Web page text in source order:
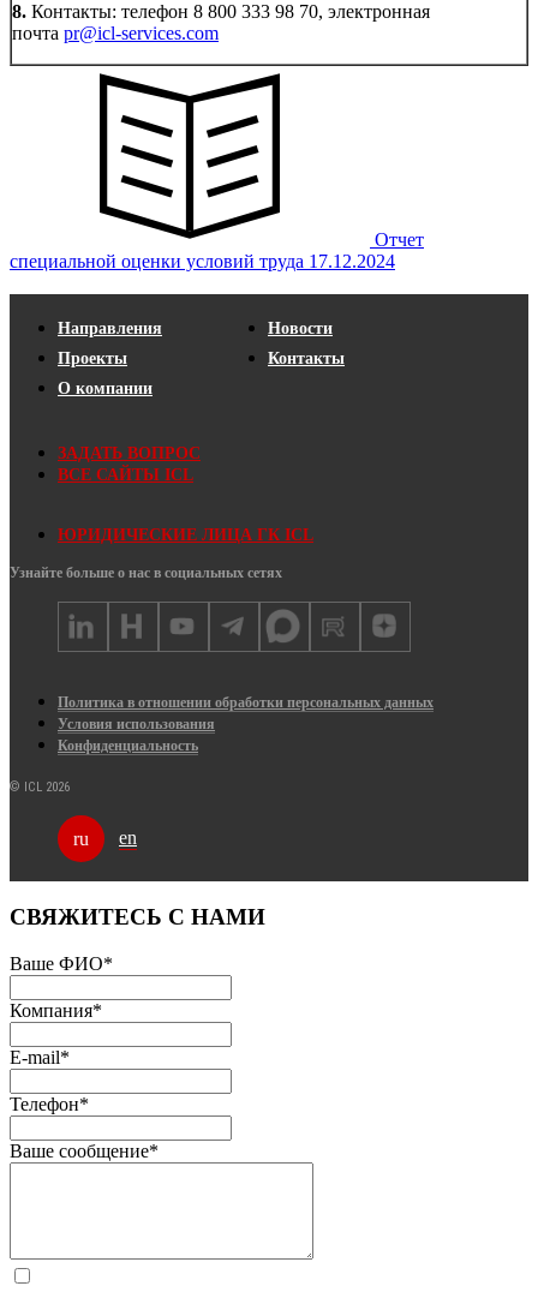
8. Контакты: телефон 8 800 333 98 70, электронная
почта pr@icl-services.com
Отчет
специальной оценки условий труда 17.12.2024
Направления
Проекты
О компании
Новости
Контакты
ЗАДАТЬ ВОПРОС
ВСЕ САЙТЫ ICL
ЮРИДИЧЕСКИЕ ЛИЦА ГК ICL
Узнайте больше о нас в социальных сетях
Политика в отношении обработки персональных данных
Условия использования
Конфиденциальность
© ICL 2026
ru en
СВЯЖИТЕСЬ С НАМИ
Ваше ФИО*
Компания*
E-mail*
Телефон*
Ваше сообщение*